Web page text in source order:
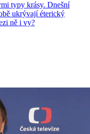
typy krásy. Dnešní
ukrývají éterický
ně i vy?